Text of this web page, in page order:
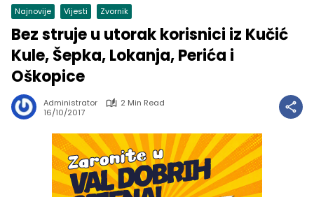
Najnovije Vijesti Zvornik
Bez struje u utorak korisnici iz Kučić
Kule, Šepka, Lokanja, Perića i
Oškopice
Administrator
2 Min Read
16/10/2017